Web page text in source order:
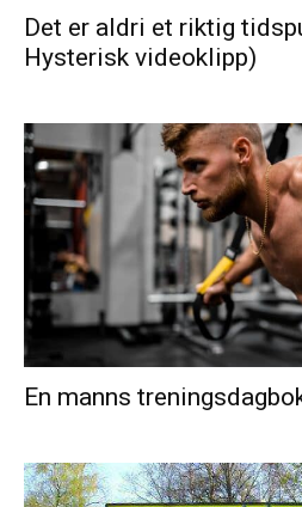
Det er aldri et riktig
Hysterisk videoklipp)
En manns